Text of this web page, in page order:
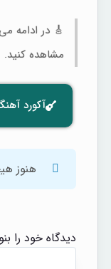
🎸 در ادامه
مشاهده کنید.
آکورد
هنوز
دیدگاه خود را